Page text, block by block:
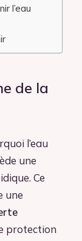
l’eau
de la
l’eau
une
Ce
une
protection